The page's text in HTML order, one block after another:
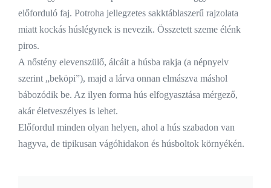
előforduló faj. Potroha jellegzetes sakktáblaszerű rajzolata
miatt kockás húslégynek is nevezik. Összetett szeme élénk
piros.
A nőstény elevenszülő, álcáit a húsba rakja (a népnyelv
szerint „beköpi”), majd a lárva onnan elmászva máshol
bábozódik be. Az ilyen forma hús elfogyasztása mérgező,
akár életveszélyes is lehet.
Előfordul minden olyan helyen, ahol a hús szabadon van
hagyva, de tipikusan vágóhidakon és húsboltok környékén.